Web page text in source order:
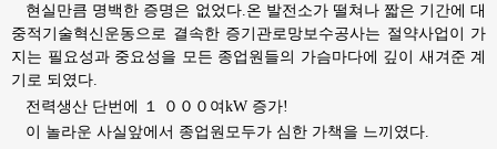
현실만큼 명백한 증명은 없었다.온 발전소가 떨쳐나 짧은 기간에 대
중적기술혁신운동으로 결속한 증기관로망보수공사는 절약사업이 가
지는 필요성과 중요성을 모든 종업원들의 가슴마다에 깊이 새겨준 계
기로 되였다.
전력생산 단번에 １ ０００여kW 증가!
이 놀라운 사실앞에서 종업원모두가 심한 가책을 느끼였다.